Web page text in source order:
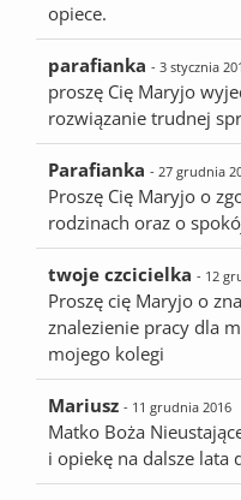
opiece.
parafianka - 3 stycznia
proszę Cię Maryjo
rozwiązanie trudnej
Parafianka - 27 grudnia
Proszę Cię Maryjo o
rodzinach oraz o
twoje czcicielka - 12
Proszę cię Maryjo o
znalezienie pracy dla
mojego kolegi
Mariusz - 11 grudnia 2016
Matko Boża
i opiekę na dalsze lata